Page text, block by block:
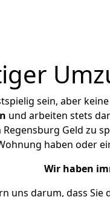
sein, aber
und arbeiten stets
Geld zu
haben oder
Wir haben
uns darum, dass